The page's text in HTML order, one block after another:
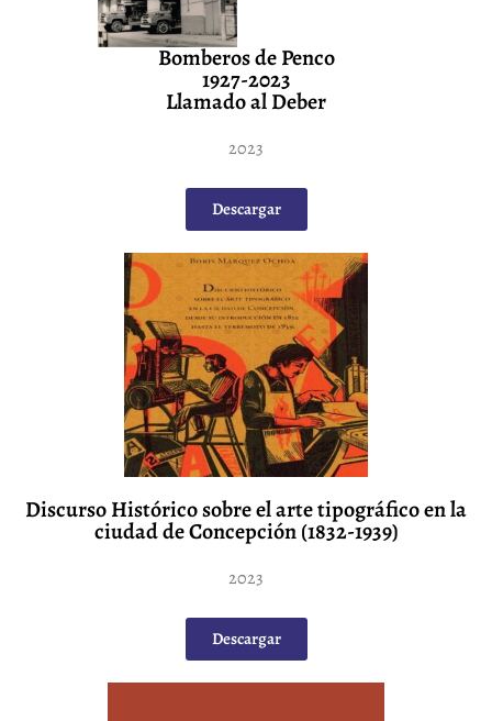
Bomberos de Penco
1927-2023
Llamado al Deber
2023
Descargar
Discurso Histórico sobre el arte tipográfico en la
ciudad de Concepción (1832-1939)
2023
Descargar